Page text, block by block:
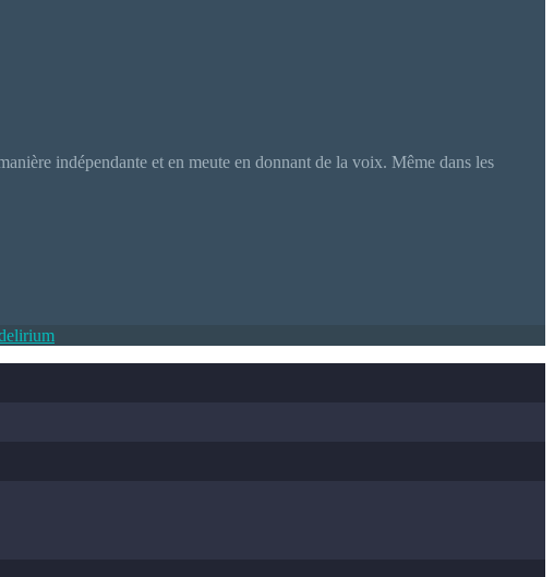
indépendante et en meute en donnant de la voix. Même dans les